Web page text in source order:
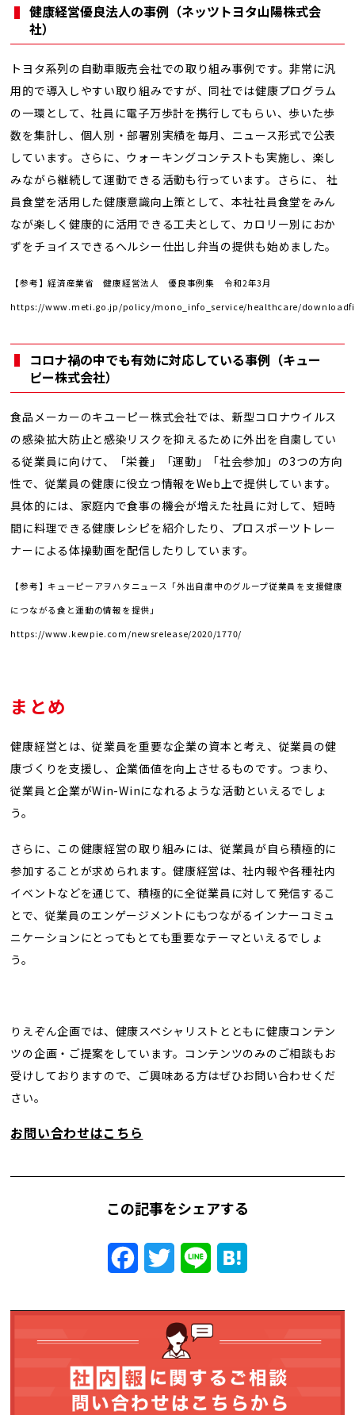
健康経営優良法人の事例（ネッツトヨタ山陽株式会
社）
トヨタ系列の自動車販売会社での取り組み事例です。非常に汎
用的で導入しやすい取り組みですが、同社では健康プログラム
の一環として、社員に電子万歩計を携行してもらい、歩いた歩
数を集計し、個人別・部署別実績を毎月、ニュース形式で公表
しています。さらに、ウォーキングコンテストも実施し、楽し
みながら継続して運動できる活動も行っています。さらに、 社
員食堂を活用した健康意識向上策として、本社社員食堂をみん
なが楽しく健康的に活用できる工夫として、カロリー別におか
ずをチョイスできるヘルシー仕出し弁当の提供も始めました。
【参考】経済産業省 健康経営法人 優良事例集 令和2年3月
https://www.meti.go.jp/policy/mono_info_service/healthcare/
コロナ禍の中でも有効に対応している事例（キュー
ピー株式会社）
食品メーカーのキユーピー株式会社では、新型コロナウイルス
の感染拡大防止と感染リスクを抑えるために外出を自粛してい
る従業員に向けて、「栄養」「運動」「社会参加」の3つの方向
性で、従業員の健康に役立つ情報をWeb上で提供しています。
具体的には、家庭内で食事の機会が増えた社員に対して、短時
間に料理できる健康レシピを紹介したり、プロスポーツトレー
ナーによる体操動画を配信したりしています。
【参考】キューピーアヲハタニュース「外出自粛中のグループ従業員を支援健康
につながる食と運動の情報を提供」
https://www.kewpie.com/newsrelease/2020/1770/
まとめ
健康経営とは、従業員を重要な企業の資本と考え、従業員の健
康づくりを支援し、企業価値を向上させるものです。つまり、
従業員と企業がWin-Winになれるような活動といえるでしょ
う。
さらに、この健康経営の取り組みには、従業員が自ら積極的に
参加することが求められます。健康経営は、社内報や各種社内
イベントなどを通じて、積極的に全従業員に対して発信するこ
とで、従業員のエンゲージメントにもつながるインナーコミュ
ニケーションにとってもとても重要なテーマといえるでしょ
う。
りえぞん企画では、健康スペシャリストとともに健康コンテン
ツの企画・ご提案をしています。コンテンツのみのご相談もお
受けしておりますので、ご興味ある方はぜひお問い合わせくだ
さい。
お問い合わせはこちら
この記事をシェアする
FacebookTwitter Line